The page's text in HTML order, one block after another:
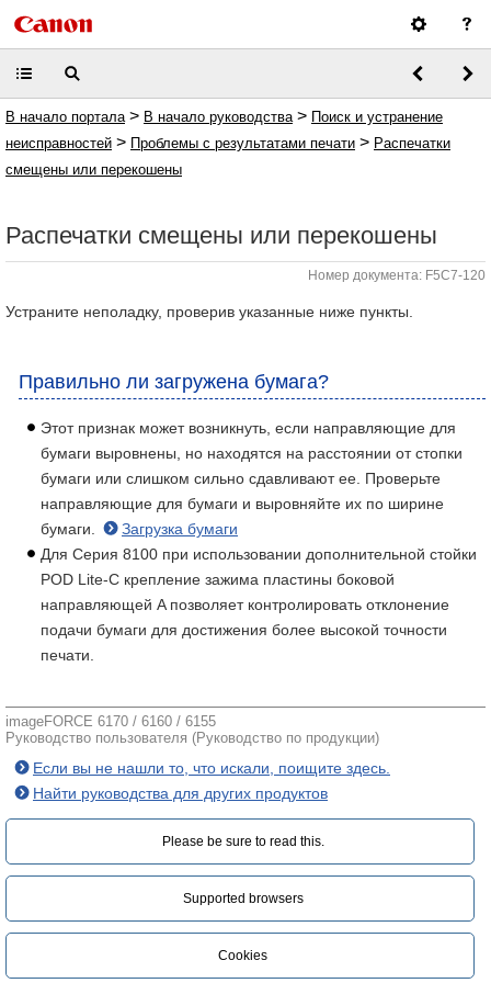
В начало портала > В начало руководства > Поиск и устранение
неисправностей > Проблемы с результатами печати > Распечатки
смещены или перекошены
Распечатки смещены или перекошены
Номер документа: F5C7-120
Устраните неполадку, проверив указанные ниже пункты.
Правильно ли загружена бумага?
Этот признак может возникнуть, если направляющие для
бумаги выровнены, но находятся на расстоянии от стопки
бумаги или слишком сильно сдавливают ее. Проверьте
направляющие для бумаги и выровняйте их по ширине
бумаги.
Загрузка бумаги
Для Серия 8100 при использовании дополнительной стойки
POD Lite-C крепление зажима пластины боковой
направляющей A позволяет контролировать отклонение
подачи бумаги для достижения более высокой точности
печати.
imageFORCE 6170 / 6160 / 6155
Руководство пользователя (Руководство по продукции)
Если вы не нашли то, что искали, поищите здесь.
Найти руководства для других продуктов
Please be sure to read this.‎
Supported browsers
Cookies